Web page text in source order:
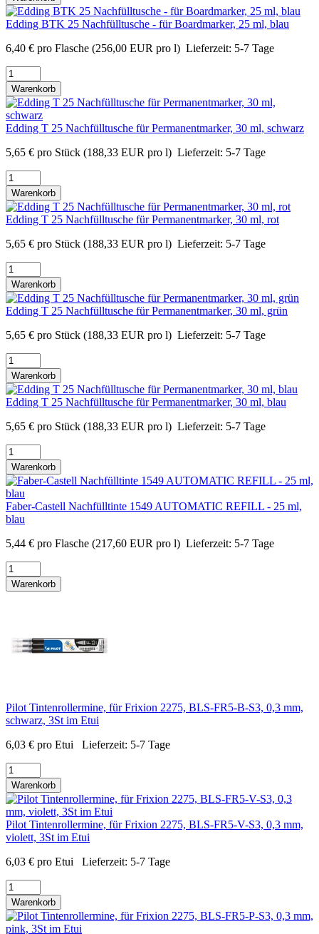
Edding BTK 25 Nachfülltusche - für Boardmarker, 25 ml, blau
6,40 € pro Flasche (256,00 EUR pro l) Lieferzeit: 5-7 Tage
Warenkorb
Edding T 25 Nachfülltusche für Permanentmarker, 30 ml, schwarz
5,65 € pro Stück (188,33 EUR pro l) Lieferzeit: 5-7 Tage
Warenkorb
Edding T 25 Nachfülltusche für Permanentmarker, 30 ml, rot
5,65 € pro Stück (188,33 EUR pro l) Lieferzeit: 5-7 Tage
Warenkorb
Edding T 25 Nachfülltusche für Permanentmarker, 30 ml, grün
5,65 € pro Stück (188,33 EUR pro l) Lieferzeit: 5-7 Tage
Warenkorb
Edding T 25 Nachfülltusche für Permanentmarker, 30 ml, blau
5,65 € pro Stück (188,33 EUR pro l) Lieferzeit: 5-7 Tage
Warenkorb
Faber-Castell Nachfülltinte 1549 AUTOMATIC REFILL - 25 ml,
blau
5,44 € pro Flasche (217,60 EUR pro l) Lieferzeit: 5-7 Tage
Warenkorb
Pilot Tintenrollermine, für Frixion 2275, BLS-FR5-B-S3, 0,3 mm,
schwarz, 3St im Etui
6,03 € pro Etui Lieferzeit: 5-7 Tage
Warenkorb
Pilot Tintenrollermine, für Frixion 2275, BLS-FR5-V-S3, 0,3 mm,
violett, 3St im Etui
6,03 € pro Etui Lieferzeit: 5-7 Tage
Warenkorb